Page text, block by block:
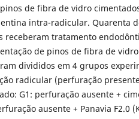
de fibra de vidro
intra-radicular. Quarenta
receberam tratamento
de pinos de fibra de
divididos em 4 grupos
radicular (perfuração
G1: perfuração ausente +
ausente + Panavia F2.0